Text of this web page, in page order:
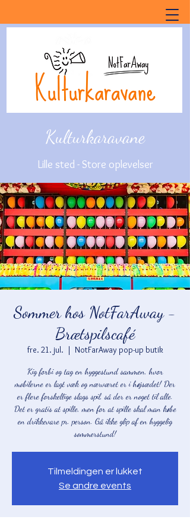
Kulturkaravane
Lille sted - Store oplevelser
Sommer hos NotFarAway -
Brætspilscafé
fre. 21. jul.
  |
NotFarAway pop-up butik
Kig forbi og tag en hyggestund sammen, hvor
mobilerne er lagt væk og nærværet er i højsædet! Der
er flere forskellige slags spil, så der er noget til alle.
Det er gratis at spille, men for at spille skal man købe
en drikkevare pr. person. Gå ikke glip af en hyggelig
sommerstund!
Tilmeldingen er lukket
Se andre events